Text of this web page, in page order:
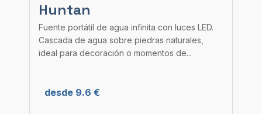
Huntan
Fuente portátil de agua infinita con luces LED.
Cascada de agua sobre piedras naturales,
ideal para decoración o momentos de...
desde 9.6 €